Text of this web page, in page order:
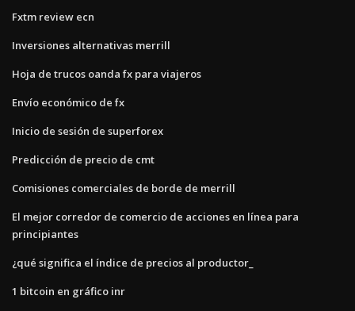
Fxtm review ecn
Inversiones alternativas merrill
Hoja de trucos oanda fx para viajeros
Envío económico de fx
Inicio de sesión de superforex
Predicción de precio de cmt
Comisiones comerciales de borde de merrill
El mejor corredor de comercio de acciones en línea para
principiantes
¿qué significa el índice de precios al productor_
1 bitcoin en gráfico inr